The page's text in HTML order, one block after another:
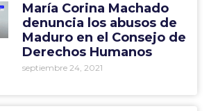
María Corina Machado
denuncia los abusos de
Maduro en el Consejo de
Derechos Humanos
septiembre 24, 2021